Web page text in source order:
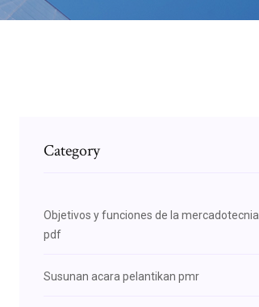
Category
Objetivos y funciones de la mercadotecnia
pdf
Susunan acara pelantikan pmr